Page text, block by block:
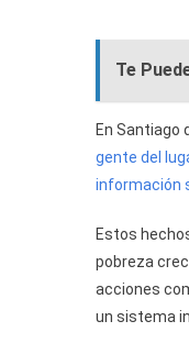
Te
En Santiago
gente del
información
Estos
pobreza
acciones
un sistema